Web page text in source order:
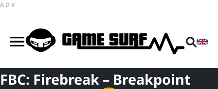
ADV
FBC: Firebreak – Breakpoint